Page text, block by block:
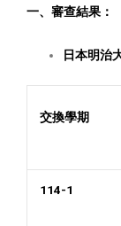
一、審查結果：
日本明治
交換學期
114-1